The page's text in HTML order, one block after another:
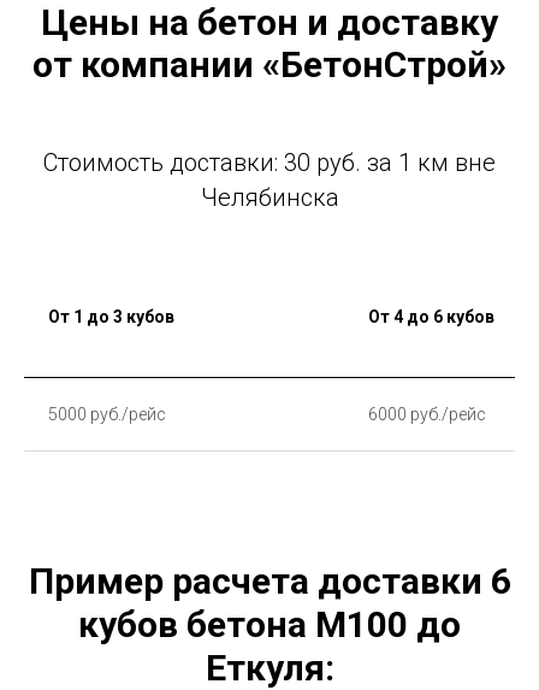
Цены на бетон и доставку
от компании «БетонСтрой»
Стоимость доставки: 30 руб. за 1 км вне
Челябинска
От 1 до 3 кубов От 4 до 6 кубов
5000 руб./рейс 6000 руб./рейс
Пример расчета доставки 6
кубов бетона М100 до
Еткуля: